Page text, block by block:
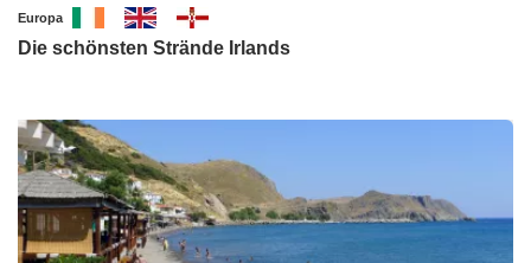
Europa
Die schönsten Strände Irlands